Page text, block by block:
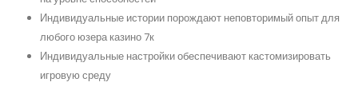
Индивидуальные истории порождают неповторимый опыт для
любого юзера казино 7к
Индивидуальные настройки обеспечивают кастомизировать
игровую среду